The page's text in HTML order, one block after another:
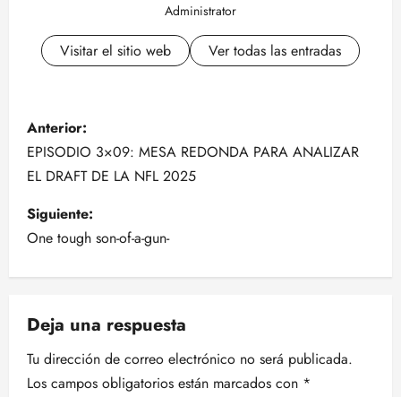
Administrator
Visitar el sitio web Ver todas las entradas
N
a
v
e
g
c
i
Anterior:
EPISODIO 3×09: MESA REDONDA PARA ANALIZAR
EL DRAFT DE LA NFL 2025
Siguiente:
One tough son-of-a-gun-
Deja una respuesta
Tu dirección de correo electrónico no será publicada.
Los campos obligatorios están marcados con *